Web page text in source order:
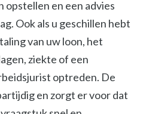
en een advies
Ook als u geschillen hebt
van uw loon, het
ziekte of een
optreden. De
en zorgt er voor dat